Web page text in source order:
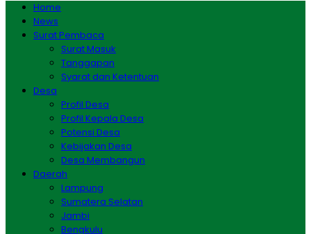
Home
News
Surat Pembaca
Surat Masuk
Tanggapan
Syarat dan Ketentuan
Desa
Profil Desa
Profil Kepala Desa
Potensi Desa
Kebijakan Desa
Desa Membangun
Daerah
Lampung
Sumatera Selatan
Jambi
Bengkulu